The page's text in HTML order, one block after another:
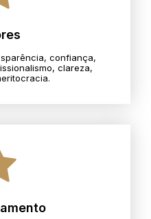
confiança,
clareza,